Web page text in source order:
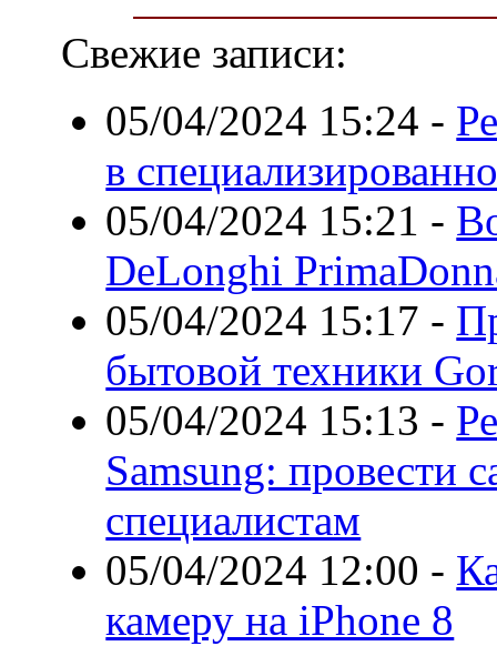
Свежие записи:
05/04/2024 15:24 -
в
05/04/2024 15:21 -
DeLonghi
05/04/2024 15:17 -
бытовой техники
05/04/2024 15:13 -
Samsung: провести
специалистам
05/04/2024 12:00 -
камеру на iPhone 8